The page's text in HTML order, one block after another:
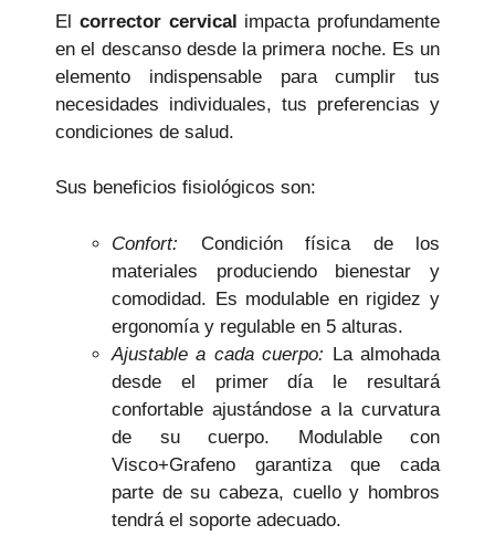
El corrector cervical impacta profundamente
en el descanso desde la primera noche. Es un
elemento indispensable para cumplir tus
necesidades individuales, tus preferencias y
condiciones de salud.
Sus beneficios fisiológicos son:
Confort: Condición física de los
materiales produciendo bienestar y
comodidad. Es modulable en rigidez y
ergonomía y regulable en 5 alturas.
Ajustable a cada cuerpo: La almohada
desde el primer día le resultará
confortable ajustándose a la curvatura
de su cuerpo. Modulable con
Visco+Grafeno garantiza que cada
parte de su cabeza, cuello y hombros
tendrá el soporte adecuado.